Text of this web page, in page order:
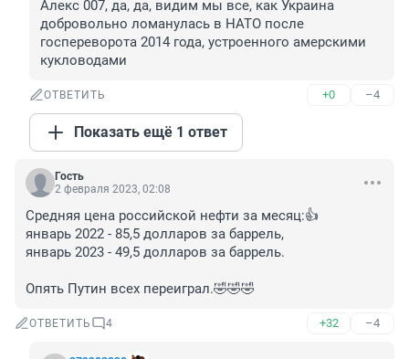
Алекс 007, да, да, видим мы все, как Украина
добровольно ломанулась в НАТО после
госпереворота 2014 года, устроенного амерскими
кукловодами
ОТВЕТИТЬ +0 –4
Показать ещё 1 ответ
Гость
2 февраля 2023, 02:08
Средняя цена российской нефти за месяц:👍
январь 2022 - 85,5 долларов за баррель,
январь 2023 - 49,5 долларов за баррель.
Опять Путин всех переиграл.🤣🤣🤣
ОТВЕТИТЬ 4 +32 –4